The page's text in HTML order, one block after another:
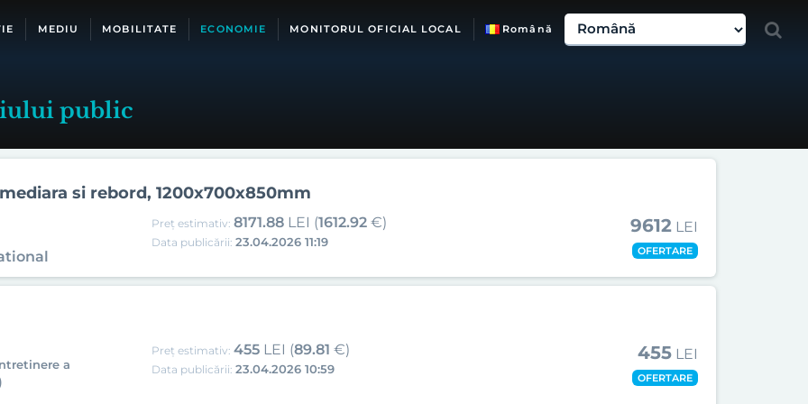
MEDIU MOBILITATE ECONOMIE MONITORUL OFICIAL LOCAL Română
public
si rebord, 1200x700x850mm
Preț estimativ:8171.88 LEI (1612.92 €)
Data publicării:23.04.2026 11:19
9612 LEI
OFERTARE
a
Preț estimativ:455 LEI (89.81 €)
Data publicării:23.04.2026 10:59
455 LEI
OFERTARE